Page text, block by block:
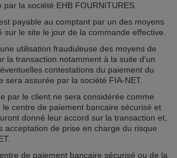
la société EHB FOURNITURES.
payable au comptant par un des moyens
sur le site le jour de la commande effective.
utilisation frauduleuse des moyens de
la transaction notamment à la suite d'un
contestations du paiement du
sera assurée par la société FIA-NET.
par le client ne sera considérée comme
centre de paiement bancaire sécurisé et
donné leur accord sur la transaction et,
acceptation de prise en charge du risque
de paiement bancaire sécurisé ou de la